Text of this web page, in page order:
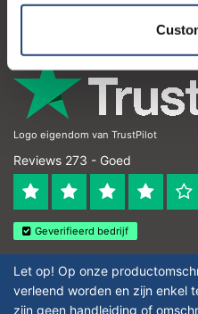
Logo eigendom van TrustPilot
Reviews 273 - Goed
Geverifieerd bedrijf
Let op! Op onze
verleend worden en zijn enkel
zijn geen handleiding of